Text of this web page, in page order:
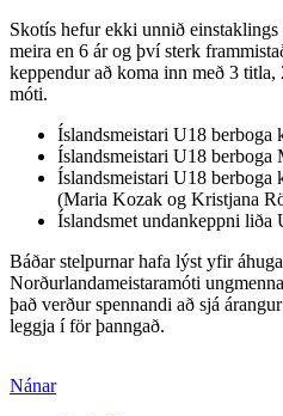
Skotís hefur ekki unnið
meira en 6 ár og því sterk
keppendur að koma inn með 3 titla,
móti.
Íslandsmeistari U18 berboga
Íslandsmeistari U18
Íslandsmeistari U18 berboga
(Maria Kozak og Kristjana
Íslandsmet undankeppni liða
Báðar stelpurnar hafa lýst yfir
Norðurlandameistaramóti
það verður spennandi að sjá
leggja í för þanngað.
Nánar